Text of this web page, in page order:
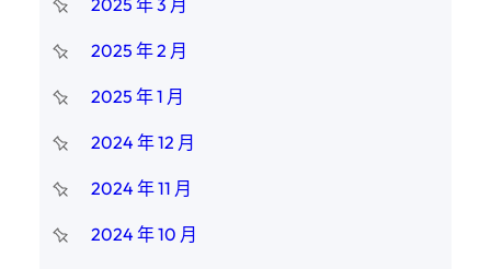
2025 年 3 月
2025 年 2 月
2025 年 1 月
2024 年 12 月
2024 年 11 月
2024 年 10 月